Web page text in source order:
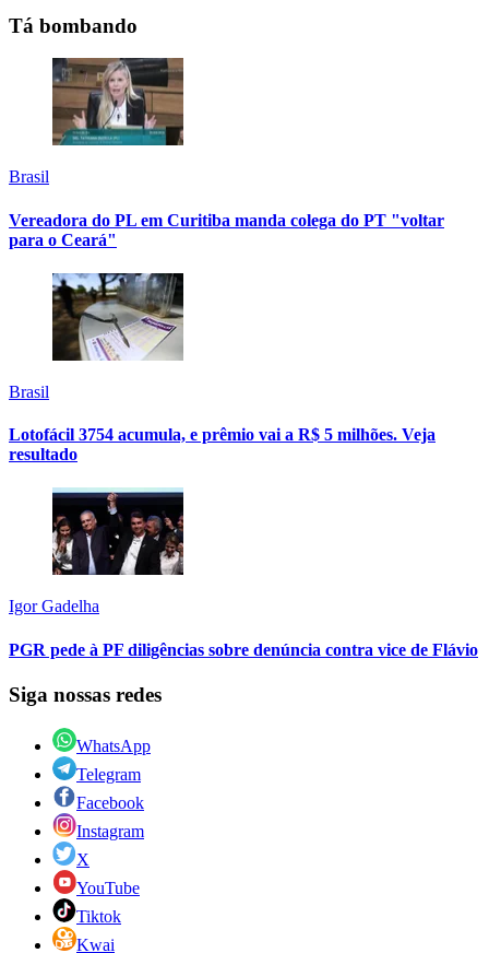
Tá bombando
Brasil
Vereadora do PL em Curitiba manda colega do PT "voltar
para o Ceará"
Brasil
Lotofácil 3754 acumula, e prêmio vai a R$ 5 milhões. Veja
resultado
Igor Gadelha
PGR pede à PF diligências sobre denúncia contra vice de Flávio
Siga nossas redes
WhatsApp
Telegram
Facebook
Instagram
X
YouTube
Tiktok
Kwai